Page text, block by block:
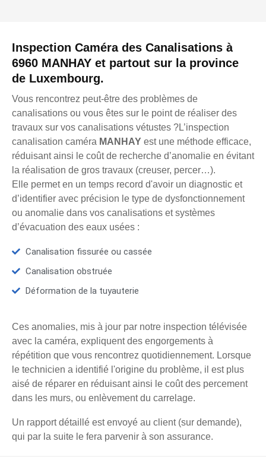
Inspection Caméra des Canalisations à
6960 MANHAY et partout sur la province
de Luxembourg.
Vous rencontrez peut-être des problèmes de
canalisations ou vous êtes sur le point de réaliser des
travaux sur vos canalisations vétustes ?L’inspection
canalisation caméra MANHAY est une méthode efficace,
réduisant ainsi le coût de recherche d’anomalie en évitant
la réalisation de gros travaux (creuser, percer…).
Elle permet en un temps record d'avoir un diagnostic et
d’identifier avec précision le type de dysfonctionnement
ou anomalie dans vos canalisations et systèmes
d’évacuation des eaux usées :
Canalisation fissurée ou cassée
Canalisation obstruée
Déformation de la tuyauterie
Ces anomalies, mis à jour par notre inspection télévisée
avec la caméra, expliquent des engorgements à
répétition que vous rencontrez quotidiennement. Lorsque
le technicien a identifié l'origine du problème, il est plus
aisé de réparer en réduisant ainsi le coût des percement
dans les murs, ou enlèvement du carrelage.
Un rapport détaillé est envoyé au client (sur demande),
qui par la suite le fera parvenir à son assurance.